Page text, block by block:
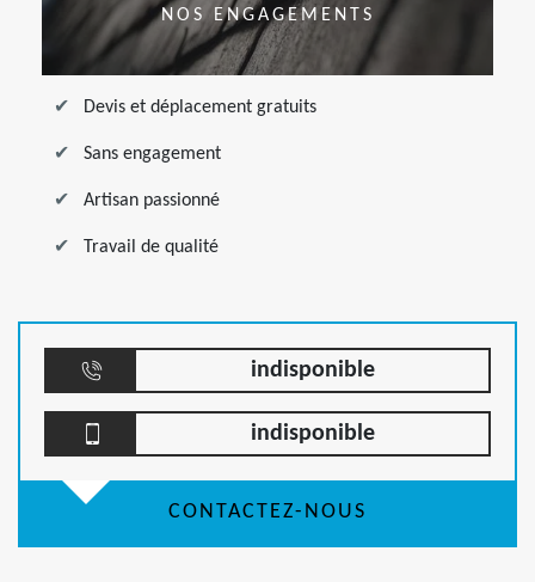
NOS ENGAGEMENTS
Devis et déplacement gratuits
Sans engagement
Artisan passionné
Travail de qualité
indisponible
indisponible
CONTACTEZ-NOUS